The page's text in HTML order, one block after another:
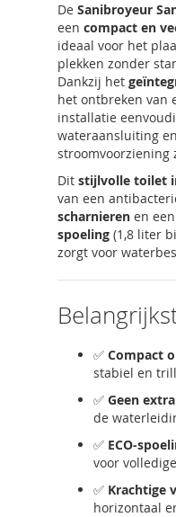
De Sanibroyeur
een compact en
ideaal voor het
plekken zonder
Dankzij het
het ontbreken van
installatie
wateraansluiting
stroomvoorziening
Dit stijlvolle toilet
van een
scharnieren en
spoeling (1,8 liter
zorgt voor
✅ Compact
stabiel en
✅ Geen
de
✅ ECO-
voor
✅ Krachtige
horizontaal